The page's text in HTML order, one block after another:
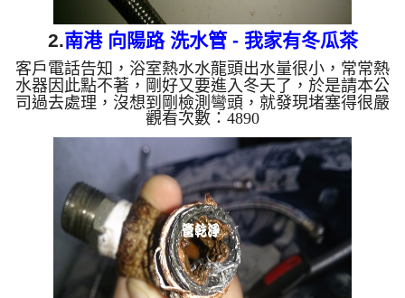
2.南港 向陽路 洗水管 - 我家有冬瓜茶
客戶電話告知，浴室熱水水龍頭出水量很小，常常熱
水器因此點不著，剛好又要進入冬天了，於是請本公
司過去處理，沒想到剛檢測彎頭，就發現堵塞得很嚴
重，當然水就過不去，熱水器也點不著，於是架起
水管清洗機 ，開始 洗水管 ， 清洗水管 時，水龍頭
像是裝了冬瓜茶 ，源源不絕， 水管清洗 約兩小時，
終於讓熱水水量正常出水。 清洗水管 水管清洗 洗
水管 熱水管堵塞 熱水忽冷忽熱 ...
觀看次數：4890